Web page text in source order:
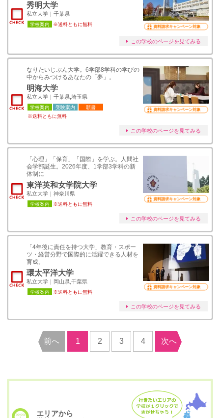
秀明大学
私立大学｜千葉県
学校案内 ※送料ともに無料 資料請求キャンペーン対象
この学校のページを見てみる
なりたいじぶん大学。6学部8学科の学びの
中からみつけるあなたの「夢」。
明海大学
私立大学｜千葉県,埼玉県
学校案内 受験案内
願書
※送料ともに無料
資料請求キャンペーン対象
この学校のページを見てみる
「心理」「保育」「国際」を学ぶ。人間社
会学部誕生。2026年度、1学部3学科の新
体制に
東洋英和女学院大学
私立大学｜神奈川県
学校案内 ※送料ともに無料
資料請求キャンペーン対象
この学校のページを見てみる
「4年後に責任を持つ大学」教育・スポー
ツ・経営分野で国際的に活躍できる人材を
育成。
環太平洋大学
私立大学｜岡山県,千葉県
学校案内 ※送料ともに無料
資料請求キャンペーン対象
この学校のページを見てみる
前へ 1 2 3 4 次へ
エリアから